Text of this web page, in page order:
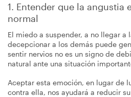
1. Entender que la angustia
normal
El miedo a suspender, a no llegar a
decepcionar a los demás puede
sentir nervios no es un signo de
natural ante una situación
Aceptar esta emoción, en lugar de
contra ella, nos ayudará a reducir